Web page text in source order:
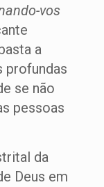
vos
a
profundas
se não
pessoas
da
Deus em